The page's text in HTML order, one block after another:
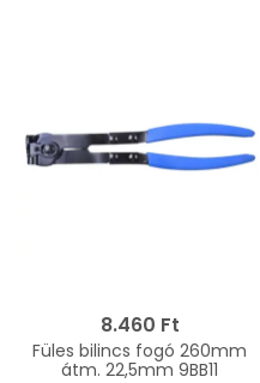
8.460 Ft
Füles bilincs fogó 260mm
átm. 22,5mm 9BB11